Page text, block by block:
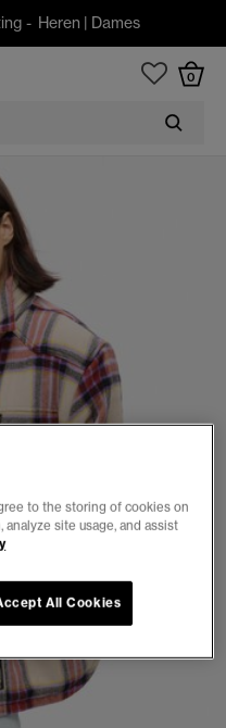
- Heren | Dames
0
5 6
to the storing of cookies on
site usage, and assist
All Cookies